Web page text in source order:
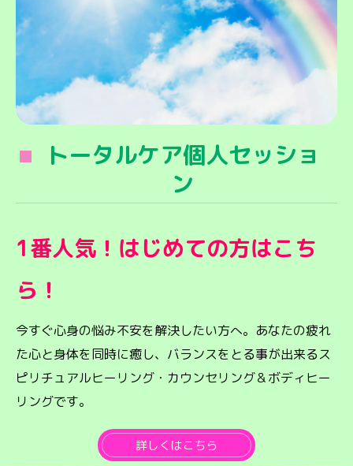
トータルケア個人セッショ
ン
1番人気！はじめての方はこち
ら！
今すぐ心身の悩み不安を解決したい方へ。あなたの疲れ
た心と身体を同時に癒し、バランスをとる事が出来るス
ピリチュアルヒーリング・カウンセリング＆ボディヒー
リングです。
詳しくはこちら